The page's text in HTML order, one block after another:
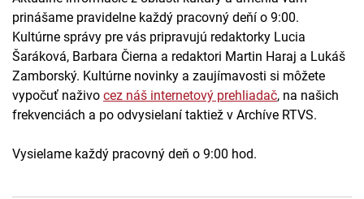
prinášame pravidelne každý pracovný deňí o 9:00.
Kultúrne správy pre vás pripravujú redaktorky Lucia
Šaráková, Barbara Čierna a redaktori Martin Haraj a Lukáš
Zamborský. Kultúrne novinky a zaujímavosti si môžete
vypočuť naživo cez náš internetový prehliadač, na našich
frekvenciách a po odvysielaní taktiež v Archíve RTVS.
Vysielame každý pracovný deň o 9:00 hod.